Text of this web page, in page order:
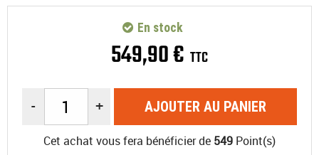
549,90€ TTC
En stock
- + AJOUTER AU PANIER
Cet achat vous fera bénéficier de 549 Point(s)